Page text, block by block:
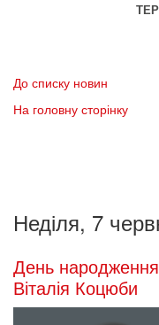
До списку новин
На головну сторінку
Неділя, 7
День
Віталія Коцюби